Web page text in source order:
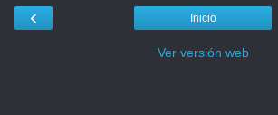
‹ Inicio
Ver versión web